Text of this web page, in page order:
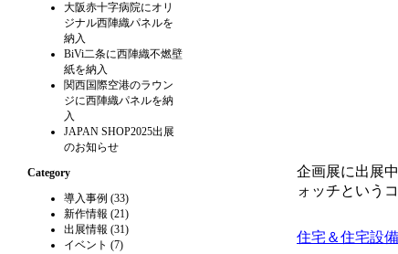
企画展に出展
ォッチという
住宅＆住宅設
大阪赤十字病院にオリ
ジナル西陣織パネルを
納入
BiVi二条に西陣織不燃壁
紙を納入
関西国際空港のラウン
ジに西陣織パネルを納
入
JAPAN SHOP2025出展
のお知らせ
Category
導入事例 (33)
新作情報 (21)
出展情報 (31)
イベント (7)